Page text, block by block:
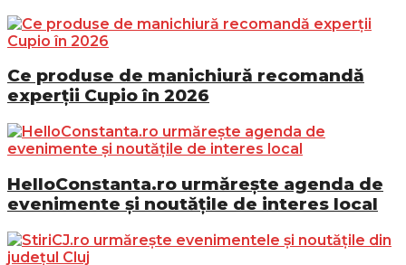
Ce produse de manichiură recomandă
experții Cupio în 2026
HelloConstanta.ro urmărește agenda de
evenimente și noutățile de interes local